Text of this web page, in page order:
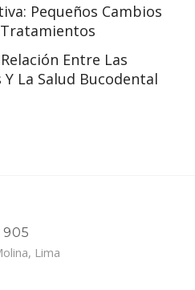
Pequeños Cambios
Entre Las
La Salud Bucodental
905
Lima